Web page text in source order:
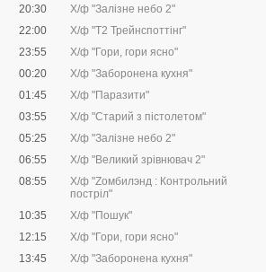
20:30
Х/ф "Залізне небо 2"
22:00
Х/ф "Т2 Трейнспоттінг"
23:55
Х/ф "Гори, гори ясно"
00:20
Х/ф "Заборонена кухня"
01:45
Х/ф "Паразити"
03:55
Х/ф "Старий з пістолетом"
05:25
Х/ф "Залізне небо 2"
06:55
Х/ф "Великий зрівнювач 2"
08:55
Х/ф "Zомбилэнд : Контрольний
постріл"
10:35
Х/ф "Пошук"
12:15
Х/ф "Гори, гори ясно"
13:45
Х/ф "Заборонена кухня"